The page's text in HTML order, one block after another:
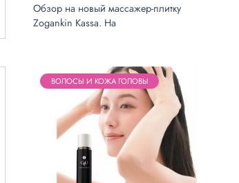
Обзор на новый массажер-плитку
Zogankin Kassa. На
ВОЛОСЫ И КОЖА ГОЛОВЫ